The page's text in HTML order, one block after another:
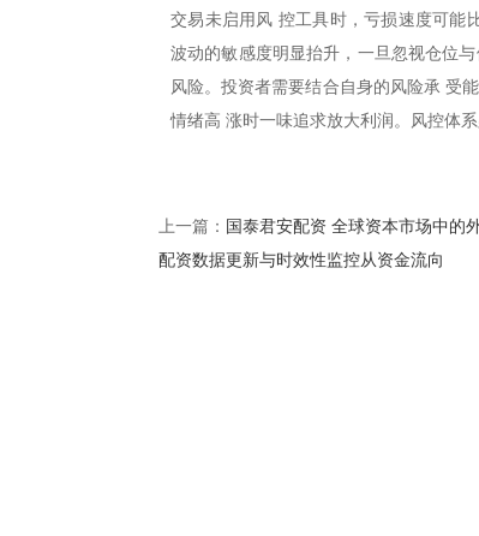
交易未启用风 控工具时，亏损速度可能
波动的敏感度明显抬升，一旦忽视仓位
风险。投资者需要结合自身的风险承 受
情绪高 涨时一味追求放大利润。风控体系
上一篇： 国泰君安配资 全球资本市场中的
配资数据更新与时效性监控从资金流向